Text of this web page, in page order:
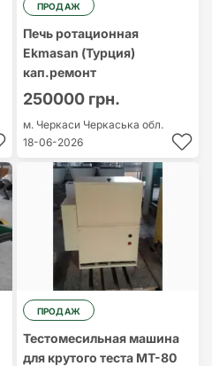
ПРОДАЖ
Печь ротационная
Ekmasan (Турция)
кап.ремонт
250000 грн.
м. Черкаси Черкаська обл.
18-06-2026
ПРОДАЖ
Тестомесильная машина
для крутого теста МТ-80